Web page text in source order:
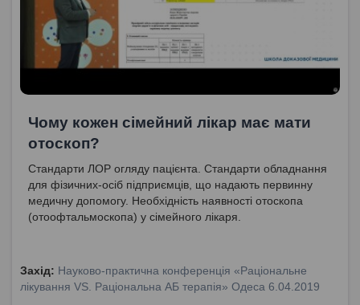
Чому кожен сімейний лікар має мати
отоскоп?
Стандарти ЛОР огляду пацієнта. Стандарти обладнання
для фізичних-осіб підприємців, що надають первинну
медичну допомогу. Необхідність наявності отоскопа
(отоофтальмоскопа) у сімейного лікаря.
Захід: Науково-практична конференція «Раціональне
лікування VS. Раціональна АБ терапія» Одеса 6.04.2019